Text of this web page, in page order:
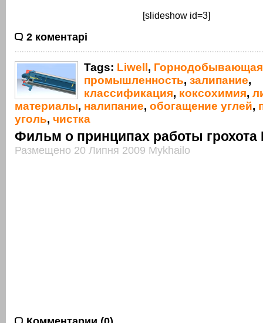
[slideshow id=3]
2 коментарі
Tags: Liwell , Горнодобывающая
промышленность, залипание,
классификация, коксохимия,
материалы, налипание, обогащение углей,
уголь, чистка
Фильм о принципах работы грохота
Размещено 20 Липня 2009 Mykhailo